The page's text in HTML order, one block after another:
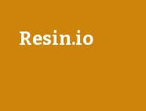
Resin.io